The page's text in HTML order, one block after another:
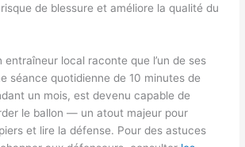
de blessure et améliore la qualité du
entraîneur local raconte que l’un de ses
séance quotidienne de 10 minutes de
un mois, est devenu capable de
le ballon — un atout majeur pour
et lire la défense. Pour des astuces